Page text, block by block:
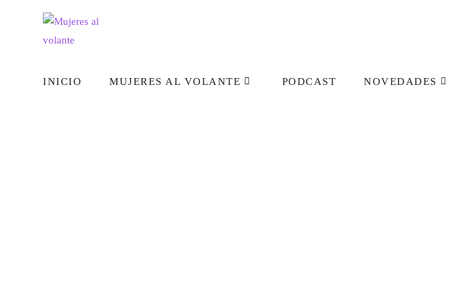
INICIO MUJERES AL VOLANTE PODCAST NOVEDADES